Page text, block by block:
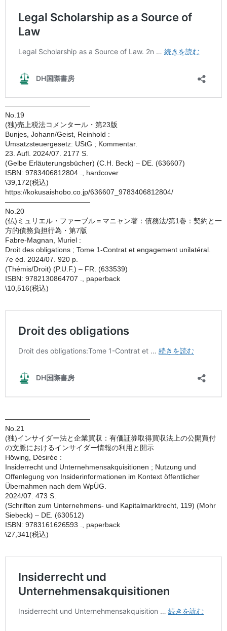
————————————
No.19
(独)売上税法コメンタール・第23版
Bunjes, Johann/Geist, Reinhold :
Umsatzsteuergesetz: UStG ; Kommentar.
23. Aufl. 2024/07. 2177 S.
(Gelbe Erläuterungsbücher) (C.H. Beck) – DE. (636607)
ISBN: 9783406812804 ., hardcover
\39,172(税込)
https://kokusaishobo.co.jp/636607_9783406812804/
————————————
No.20
(仏)ミュリエル・ファーブル＝マニャン著：債務法/第1巻：契約と一
方的債務負担行為・第7版
Fabre-Magnan, Muriel :
Droit des obligations ; Tome 1-Contrat et engagement unilatéral.
7e éd. 2024/07. 920 p.
(Thémis/Droit) (P.U.F.) – FR. (633539)
ISBN: 9782130864707 ., paperback
\10,516(税込)
————————————
No.21
(独)インサイダー法と企業買収：有価証券取得買収法上の公開買付
の文脈におけるインサイダー情報の利用と開示
Höwing, Désirée :
Insiderrecht und Unternehmensakquisitionen ; Nutzung und
Offenlegung von Insiderinformationen im Kontext öffentlicher
Übernahmen nach dem WpÜG.
2024/07. 473 S.
(Schriften zum Unternehmens- und Kapitalmarktrecht, 119) (Mohr
Siebeck) – DE. (630512)
ISBN: 9783161626593 ., paperback
\27,341(税込)